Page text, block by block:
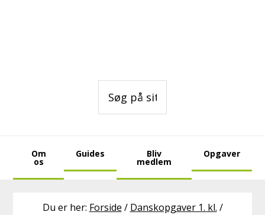
på
sitet
Om
os
Guides Bliv
medlem
Opgaver
Du er her: Forside / Danskopgaver 1. kl. /